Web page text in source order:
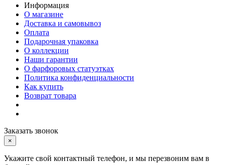
Информация
О магазине
Доставка и самовывоз
Оплата
Подарочная упаковка
О коллекции
Наши гарантии
О фарфоровых статуэтках
Политика конфиденциальности
Как купить
Возврат товара
Заказать звонок
×
Укажите свой контактный телефон, и мы перезвоним вам в